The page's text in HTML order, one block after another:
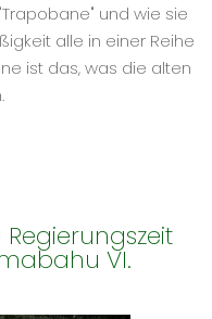
und wie sie
alle in einer Reihe
ist das, was die alten
Regierungszeit
VI.